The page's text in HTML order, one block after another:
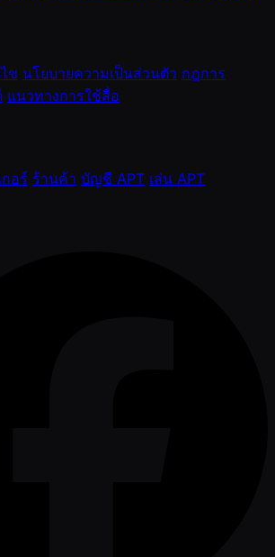
ข นโยบายความเป็นส่วนตัว กฎการ
แนวทางการใช้สื่อ
อร์ ร้านค้า บัญชี APT เล่น APT